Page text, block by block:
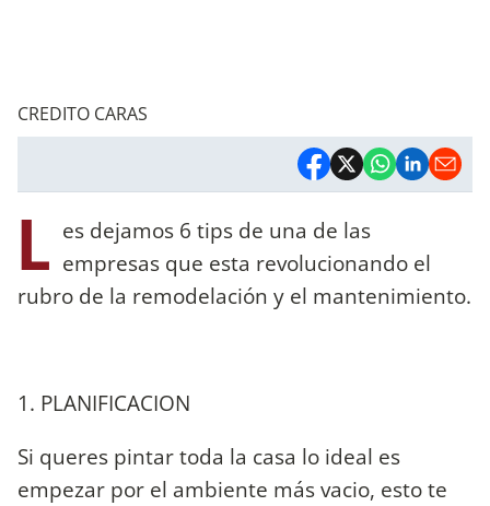
CREDITO CARAS
L es dejamos 6 tips de una de las
empresas que esta revolucionando el
rubro de la remodelación y el mantenimiento.
1. PLANIFICACION
Si queres pintar toda la casa lo ideal es
empezar por el ambiente más vacio, esto te